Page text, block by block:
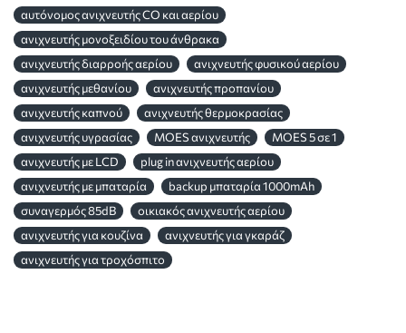
αυτόνομος ανιχνευτής CO και αερίου
ανιχνευτής μονοξειδίου του άνθρακα
ανιχνευτής διαρροής αερίου
ανιχνευτής φυσικού αερίου
ανιχνευτής μεθανίου
ανιχνευτής προπανίου
ανιχνευτής καπνού
ανιχνευτής θερμοκρασίας
ανιχνευτής υγρασίας
MOES ανιχνευτής
MOES 5 σε 1
ανιχνευτής με LCD
plug in ανιχνευτής αερίου
ανιχνευτής με μπαταρία
backup μπαταρία 1000mAh
συναγερμός 85dB
οικιακός ανιχνευτής αερίου
ανιχνευτής για κουζίνα
ανιχνευτής για γκαράζ
ανιχνευτής για τροχόσπιτο